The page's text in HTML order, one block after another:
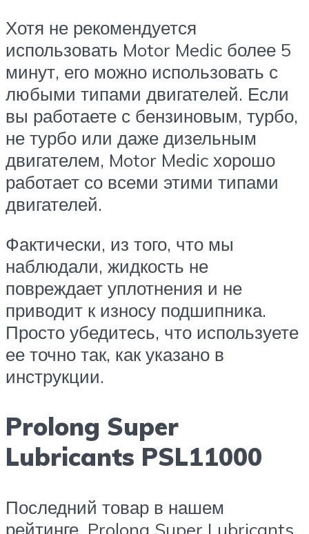
Хотя не рекомендуется
использовать Motor Medic более 5
минут, его можно использовать с
любыми типами двигателей. Если
вы работаете с бензиновым, турбо,
не турбо или даже дизельным
двигателем, Motor Medic хорошо
работает со всеми этими типами
двигателей.
Фактически, из того, что мы
наблюдали, жидкость не
повреждает уплотнения и не
приводит к износу подшипника.
Просто убедитесь, что используете
ее точно так, как указано в
инструкции.
Prolong Super
Lubricants PSL11000
Последний товар в нашем
рейтинге, Prolong Super Lubricants